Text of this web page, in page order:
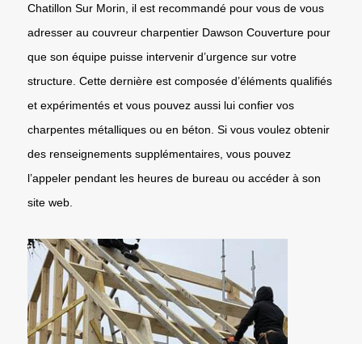
Chatillon Sur Morin, il est recommandé pour vous de vous
adresser au couvreur charpentier Dawson Couverture pour
que son équipe puisse intervenir d’urgence sur votre
structure. Cette dernière est composée d’éléments qualifiés
et expérimentés et vous pouvez aussi lui confier vos
charpentes métalliques ou en béton. Si vous voulez obtenir
des renseignements supplémentaires, vous pouvez
l’appeler pendant les heures de bureau ou accéder à son
site web.